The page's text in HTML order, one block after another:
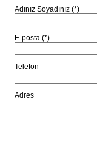
Adınız Soyadınız (*)
E-posta (*)
Telefon
Adres